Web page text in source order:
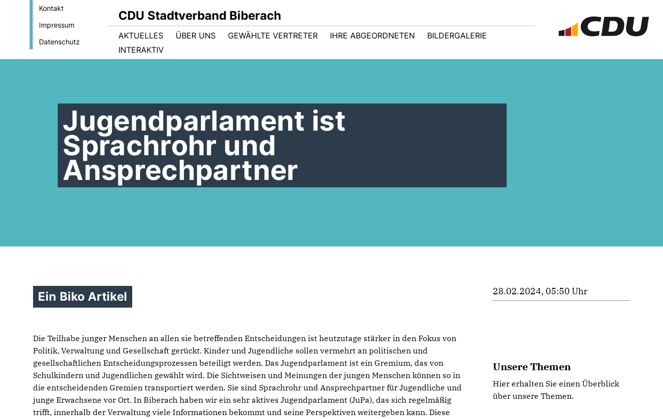
Kontakt
Impressum
Datenschutz
CDU Stadtverband Biberach
AKTUELLES ÜBER UNS GEWÄHLTE VERTRETER IHRE ABGEORDNETEN
BILDERGALERIE
INTERAKTIV
Jugendparlament ist
Sprachrohr und
Ansprechpartner
Ein Biko Artikel
Die Teilhabe junger Menschen an allen sie betreffenden Entscheidungen ist heutzutage stärker in den Fokus von
Politik, Verwaltung und Gesellschaft gerückt. Kinder und Jugendliche sollen vermehrt an politischen und
gesellschaftlichen Entscheidungsprozessen beteiligt werden. Das Jugendparlament ist ein Gremium, das von
Schulkindern und Jugendlichen gewählt wird. Die Sichtweisen und Meinungen der jungen Menschen können so in
die entscheidenden Gremien transportiert werden. Sie sind Sprachrohr und Ansprechpartner für Jugendliche und
junge Erwachsene vor Ort. In Biberach haben wir ein sehr aktives Jugendparlament (JuPa), das sich regelmäßig
trifft, innerhalb der Verwaltung viele Informationen bekommt und seine Perspektiven weitergeben kann. Diese
28.02.2024, 05:50 Uhr
Unsere Themen
Hier erhalten Sie einen Überblick
über unsere Themen.